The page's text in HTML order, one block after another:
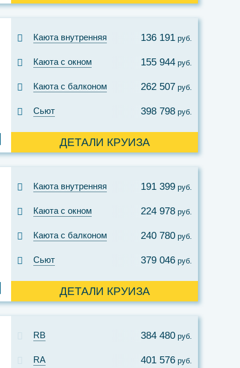
Каюта внутренняя 136 191 руб.
Каюта с окном 155 944 руб.
Каюта с балконом 262 507 руб.
Сьют 398 798 руб.
ДЕТАЛИ КРУИЗА
Каюта внутренняя 191 399 руб.
Каюта с окном 224 978 руб.
Каюта с балконом 240 780 руб.
Сьют 379 046 руб.
ДЕТАЛИ КРУИЗА
RB 384 480 руб.
RA 401 576 руб.